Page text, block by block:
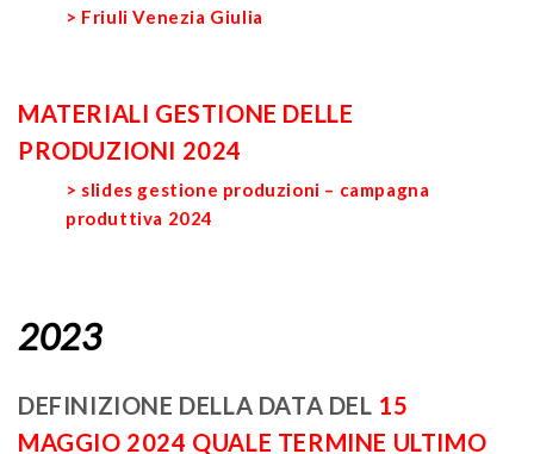
> Friuli Venezia Giulia
MATERIALI GESTIONE DELLE
PRODUZIONI 2024
> slides gestione produzioni – campagna
produttiva 2024
2023
DEFINIZIONE DELLA DATA DEL 15
MAGGIO 2024 QUALE TERMINE ULTIMO